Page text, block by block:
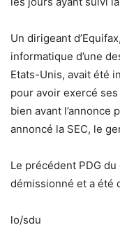
Un dirigeant
informatique d’une
Etats-Unis, avait été
pour avoir exercé
bien avant l’annonce
annoncé la SEC, le
Le précédent PDG
démissionné et a été
lo/sdu